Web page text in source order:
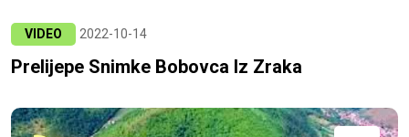
VIDEO 2022-10-14
Prelijepe Snimke Bobovca Iz Zraka